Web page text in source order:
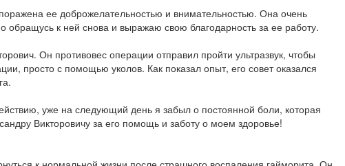
ее доброжелательностью и внимательностью. Она очень
обращусь к ней снова и выражаю свою благодарность за ее работу.
Он противовес операции отправил пройти ультразвук, чтобы
просто с помощью уколов. Как показал опыт, его совет оказался
уже на следующий день я забыл о постоянной боли, которая
Викторовичу за его помощь и заботу о моем здоровье!